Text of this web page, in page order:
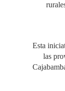
Esta
las